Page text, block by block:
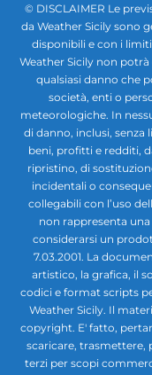
© DISCLAIMER Le
da Weather Sicily sono
disponibili e con i
Weather Sicily non
qualsiasi danno che
società, enti o
meteorologiche. In
di danno, inclusi, senza
beni, profitti e redditi,
ripristino, di
incidentali o
collegabili con l’uso
non rappresenta
considerarsi un
7.03.2001. La
artistico, la grafica, il
codici e format scripts
Weather Sicily. Il
copyright. E' fatto,
scaricare, trasmettere,
terzi per scopi